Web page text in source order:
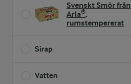
Svenskt Smör från
Arla®,
rumstempererat
Sirap
Vatten